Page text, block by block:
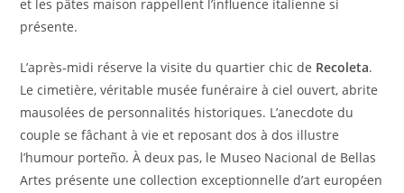
et les pâtes maison rappellent l’influence italienne si
présente.
L’après-midi réserve la visite du quartier chic de Recoleta.
Le cimetière, véritable musée funéraire à ciel ouvert, abrite
mausolées de personnalités historiques. L’anecdote du
couple se fâchant à vie et reposant dos à dos illustre
l’humour porteño. À deux pas, le Museo Nacional de Bellas
Artes présente une collection exceptionnelle d’art européen